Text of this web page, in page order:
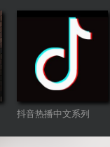
连版
抖音热播中文系列